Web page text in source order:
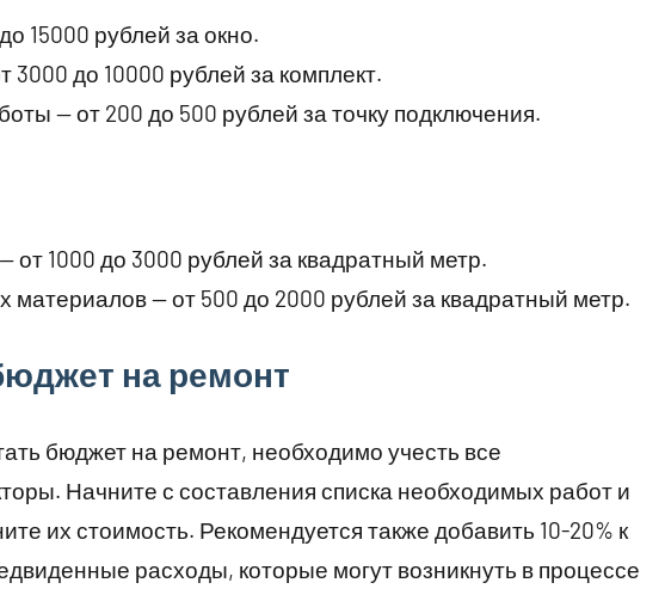
15000 рублей за окно.
3000 до 10000 рублей за комплект.
— от 200 до 500 рублей за точку подключения.
от 1000 до 3000 рублей за квадратный метр.
материалов — от 500 до 2000 рублей за квадратный метр.
на ремонт
бюджет на ремонт, необходимо учесть все
Начните с составления списка необходимых работ и
их стоимость. Рекомендуется также добавить 10-20% к
расходы, которые могут возникнуть в процессе